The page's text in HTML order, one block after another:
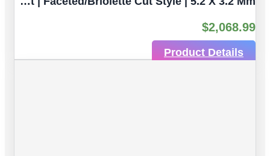
$2,068.99
Product Details